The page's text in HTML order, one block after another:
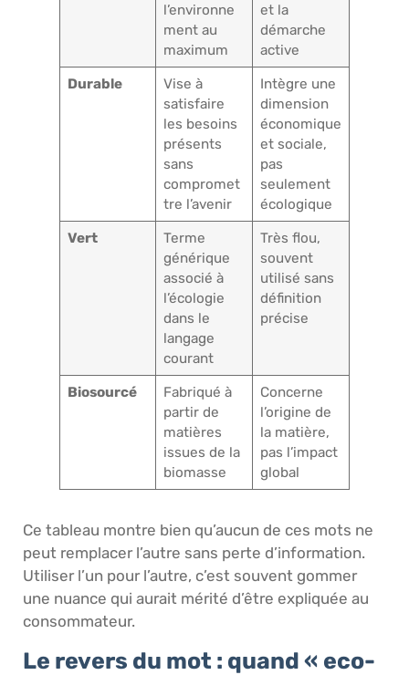
l’environne
ment au
maximum
et la
démarche
active
Durable
Vise à
satisfaire
les besoins
présents
sans
compromet
tre l’avenir
Intègre une
dimension
économique
et sociale,
pas
seulement
écologique
Vert
Terme
générique
associé à
l’écologie
dans le
langage
courant
Très flou,
souvent
utilisé sans
définition
précise
Biosourcé
Fabriqué à
partir de
matières
issues de la
biomasse
Concerne
l’origine de
la matière,
pas l’impact
global
Ce tableau montre bien qu’aucun de ces mots ne
peut remplacer l’autre sans perte d’information.
Utiliser l’un pour l’autre, c’est souvent gommer
une nuance qui aurait mérité d’être expliquée au
consommateur.
Le revers du mot : quand « eco-